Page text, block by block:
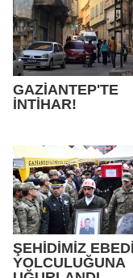
GAZİANTEP'TE
İNTİHAR!
ŞEHİDİMİZ EBEDİ
YOLCULUĞUNA